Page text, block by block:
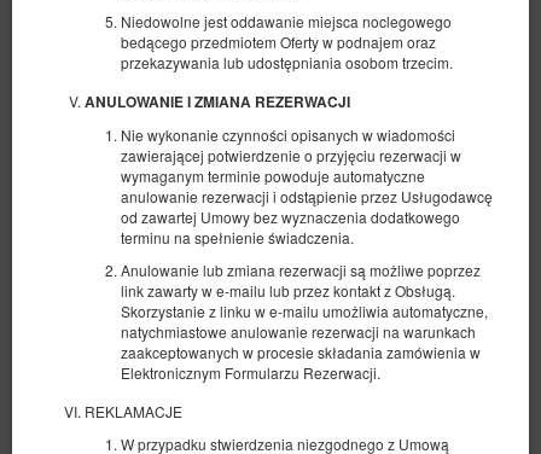
Niedowolne jest oddawanie miejsca noclegowego
bedącego przedmiotem Oferty w podnajem oraz
przekazywania lub udostępniania osobom trzecim.
ANULOWANIE I ZMIANA REZERWACJI
Nie wykonanie czynności opisanych w wiadomości
zawierającej potwierdzenie o przyjęciu rezerwacji w
wymaganym terminie powoduje automatyczne
anulowanie rezerwacji i odstąpienie przez Usługodawcę
od zawartej Umowy bez wyznaczenia dodatkowego
terminu na spełnienie świadczenia.
Anulowanie lub zmiana rezerwacji są możliwe poprzez
link zawarty w e-mailu lub przez kontakt z Obsługą.
Skorzystanie z linku w e-mailu umożliwia automatyczne,
natychmiastowe anulowanie rezerwacji na warunkach
zaakceptowanych w procesie składania zamówienia w
Elektronicznym Formularzu Rezerwacji.
REKLAMACJE
W przypadku stwierdzenia niezgodnego z Umową
Apartament E z dwoma sypialniami
Dostępna liczba: 1
2 łóżka pojedyncze (Single), 1 łóżko podwójne (Double), 1 sofa
jednoosobowa (Sofa Bed)
1 610,00 zł
Udostępnij Szczegóły Dostępność